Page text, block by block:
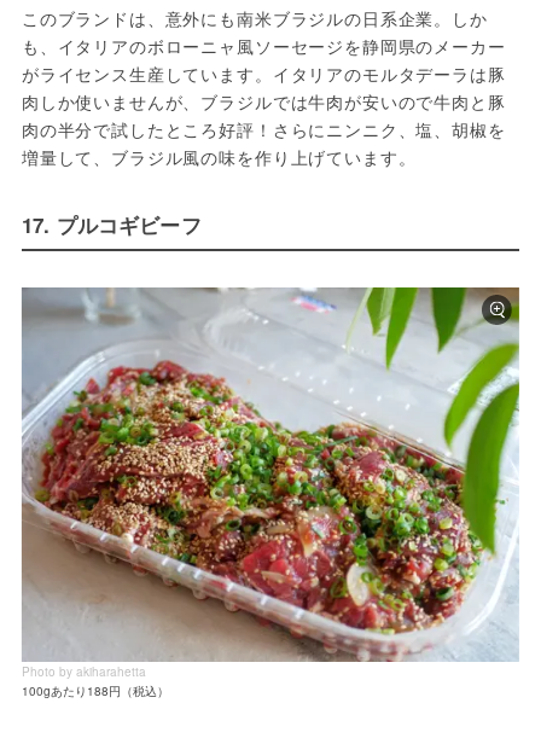
このブランドは、意外にも南米ブラジルの日系企業。しか
も、イタリアのボローニャ風ソーセージを静岡県のメーカー
がライセンス生産しています。イタリアのモルタデーラは豚
肉しか使いませんが、ブラジルでは牛肉が安いので牛肉と豚
肉の半分で試したところ好評！さらにニンニク、塩、胡椒を
増量して、ブラジル風の味を作り上げています。
17. プルコギビーフ
Photo by akiharahetta
100gあたり188円（税込）